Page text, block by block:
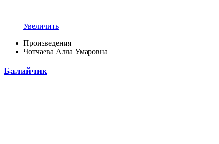
Увеличить
Произведения
Чотчаева Алла Умаровна
Балийчик